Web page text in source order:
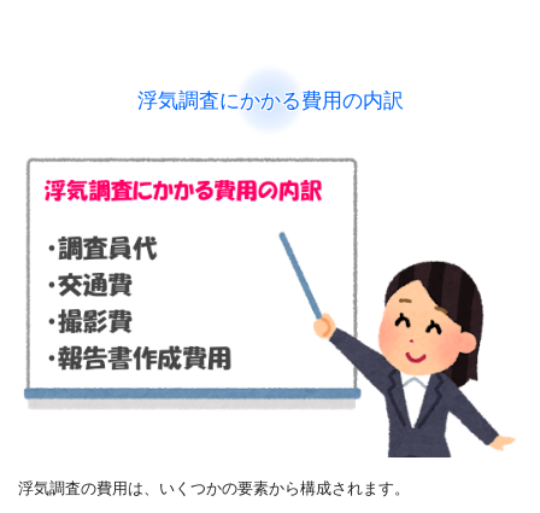
浮気調査にかかる費用の内訳
浮気調査の費用は、いくつかの要素から構成されます。